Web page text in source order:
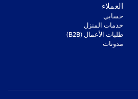
‫العملاء‬
‫حسابي‬
‫خدمات المنزل‬
‫طلبات الأعمال (B2B)‬
مدونات